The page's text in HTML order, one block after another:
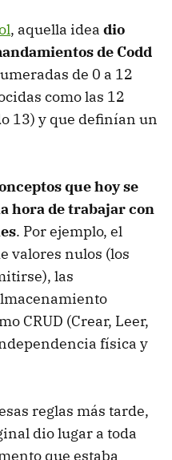
, aquella idea dio
de Codd
de 0 a 12
como las 12
13) y que definían un
que hoy se
hora de trabajar con
. Por ejemplo, el
valores nulos (los
las
CRUD (Crear, Leer,
física y
reglas más tarde,
dio lugar a toda
que estaba